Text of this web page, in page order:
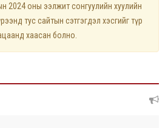
оны ээлжит сонгуулийн хуулийн
тус сайтын сэтгэгдэл хэсгийг түр
хаасан болно.